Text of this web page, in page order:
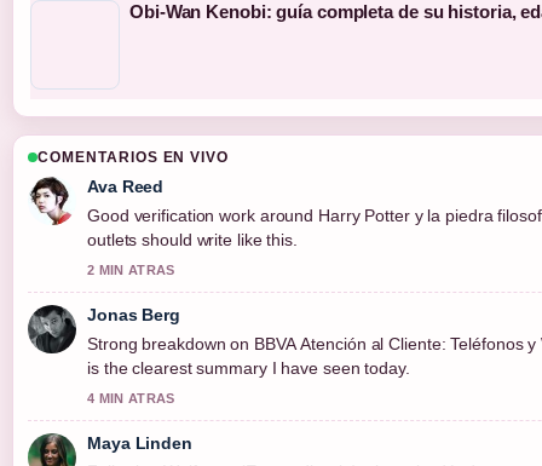
Obi-Wan Kenobi: guía completa de su historia,
COMENTARIOS EN VIVO
Ava Reed
Good verification work around Harry Potter y la piedra
outlets should write like this.
2 MIN ATRAS
Jonas Berg
Strong breakdown on BBVA Atención al Cliente: Teléfonos
is the clearest summary I have seen today.
4 MIN ATRAS
Maya Linden